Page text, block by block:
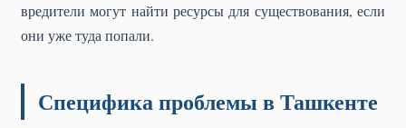
вредители могут найти ресурсы для существования, если
они уже туда попали.
Специфика проблемы в Ташкенте